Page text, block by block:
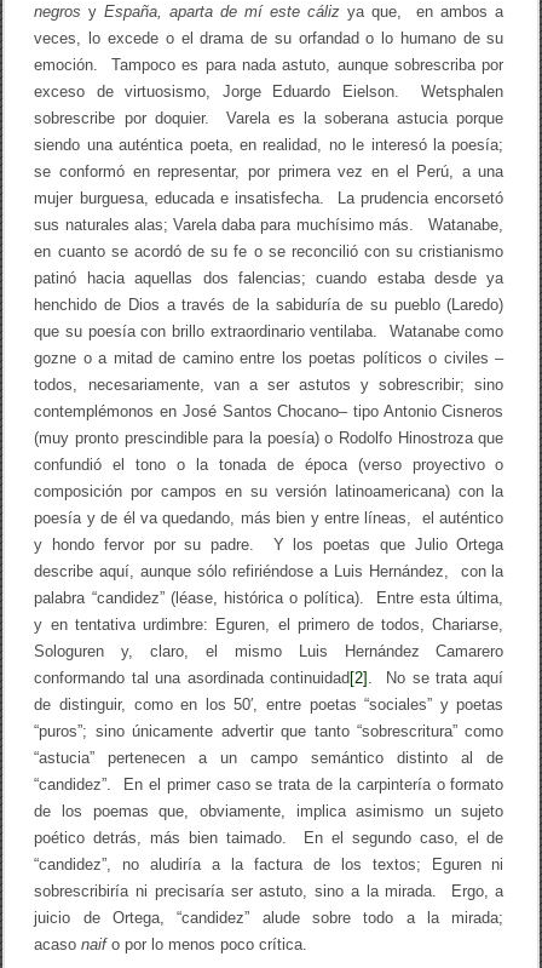
negros yEspaña, aparta de mí este cálizya que, en ambos a
veces, lo excede o el drama de su orfandad o lo humano de su
emoción. Tampoco es para nada astuto, aunque sobrescriba por
exceso de virtuosismo, Jorge Eduardo Eielson. Wetsphalen
sobrescribe por doquier. Varela es la soberana astucia porque
siendo una auténtica poeta, en realidad, no le interesó la poesía;
se conformó en representar, por primera vez en el Perú, a una
mujer burguesa, educada e insatisfecha. La prudencia encorsetó
sus naturales alas; Varela daba para muchísimo más. Watanabe,
en cuanto se acordó de su fe o se reconcilió con su cristianismo
patinó hacia aquellas dos falencias; cuando estaba desde ya
henchido de Dios a través de la sabiduría de su pueblo (Laredo)
que su poesía con brillo extraordinario ventilaba. Watanabe como
gozne o a mitad de camino entre los poetas políticos o civiles –
todos, necesariamente, van a ser astutos y sobrescribir; sino
contemplémonos en José Santos Chocano– tipo Antonio Cisneros
(muy pronto prescindible para la poesía) o Rodolfo Hinostroza que
confundió el tono o la tonada de época (verso proyectivo o
composición por campos en su versión latinoamericana) con la
poesía y de él va quedando, más bien y entre líneas, el auténtico
y hondo fervor por su padre. Y los poetas que Julio Ortega
describe aquí, aunque sólo refiriéndose a Luis Hernández, con la
palabra “candidez” (léase, histórica o política). Entre esta última,
y en tentativa urdimbre: Eguren, el primero de todos, Chariarse,
Sologuren y, claro, el mismo Luis Hernández Camarero
conformando tal una asordinada continuidad [2] . No se trata aquí
de distinguir, como en los 50′, entre poetas “sociales” y poetas
“puros”; sino únicamente advertir que tanto “sobrescritura” como
“astucia” pertenecen a un campo semántico distinto al de
“candidez”. En el primer caso se trata de la carpintería o formato
de los poemas que, obviamente, implica asimismo un sujeto
poético detrás, más bien taimado. En el segundo caso, el de
“candidez”, no aludiría a la factura de los textos; Eguren ni
sobrescribiría ni precisaría ser astuto, sino a la mirada. Ergo, a
juicio de Ortega, “candidez” alude sobre todo a la mirada;
acasonaifo por lo menos poco crítica.